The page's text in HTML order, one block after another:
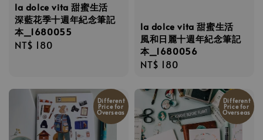
la dolce vita 甜蜜生活
深藍花季十週年紀念筆記
本_1680055
Regular
NT$ 180
la dolce vita 甜蜜生活
風和日麗十週年紀念筆記
本_1680056
Regular
NT$ 180
Different
Price for
Overseas
Different
Price for
Overseas